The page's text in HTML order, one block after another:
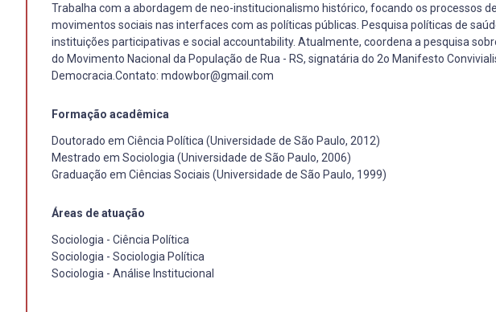
Trabalha com a abordagem de neo-institucionalismo histórico, focando os processos
movimentos sociais nas interfaces com as políticas públicas. Pesquisa políticas de
instituições participativas e social accountability. Atualmente, coordena a pesquisa
do Movimento Nacional da População de Rua - RS, signatária do 2o Manifesto
Democracia.Contato: mdowbor@gmail.com
Formação acadêmica
Doutorado em Ciência Política (Universidade de São Paulo, 2012)
Mestrado em Sociologia (Universidade de São Paulo, 2006)
Graduação em Ciências Sociais (Universidade de São Paulo, 1999)
Áreas de atuação
Sociologia - Ciência Política
Sociologia - Sociologia Política
Sociologia - Análise Institucional